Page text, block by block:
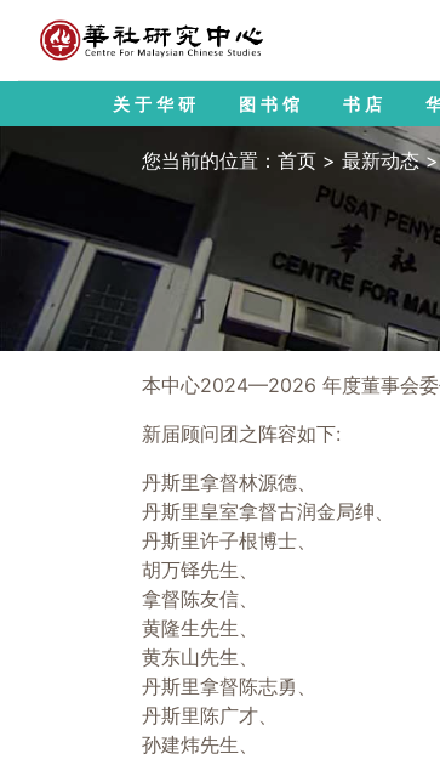
关于华研 图书馆 书店
您当前的位置： 首页 > 最新动态
本中心2024—2026 年度董事会委
新届顾问团之阵容如下:
丹斯里拿督林源德、
丹斯里皇室拿督古润金局绅、
丹斯里许子根博士、
胡万铎先生、
拿督陈友信、
黄隆生先生、
黄东山先生、
丹斯里拿督陈志勇、
丹斯里陈广才、
孙建炜先生、